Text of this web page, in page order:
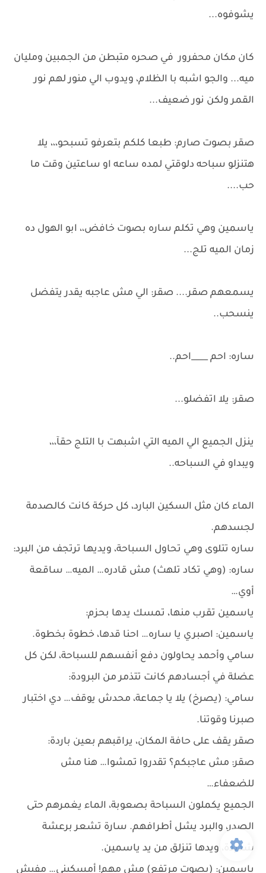
يشوفوه...
كان مكان محفرور في صحره متبطن من الجمبين ومليان
ميه... والجو اشبه با الظلام، ويدوب الي منور لهم نور
القمر ولكن نور ضعيف...
صقر بصوت صارم: طبعا كلكم بتعرفو تسبحو،،، يلا
هتنزلو سباحه دلوقتي لمده ساعه او ساعتين وقت ما
حب....
ياسمين وهي تكلم ساره بصوت خافض،، ابو الهول ده
زمان الميه تلج...
يسمعهم صقر.... صقر: الي مش عاجبه يقدر يتفضل
ينسحب..
ساره: احم ____احم..
صقر: يلا اتفضلو...
ينزل الجميع الي الميه التي اشبهت با التلج حقآ،،،
ويبداو في السباحه..
الماء كان مثل السكين البارد، كل حركة كانت كالصدمة
لجسدهم.
ساره تتلوى وهي تحاول السباحة، ويديها ترتجف من البرد:
ساره: (وهي تكاد تلهث) مش قادره… الميه… ساقعة
أوي…
ياسمين تقرب منها، تمسك يدها بحزم:
ياسمين: اصبري يا ساره… احنا قدها، خطوة بخطوة.
سامي وأحمد يحاولون دفع أنفسهم للسباحة، لكن كل
عضلة في أجسادهم كانت تتذمر من البرودة:
سامي: (يصرخ) يلا يا جماعة، محدش يوقف… دي اختبار
صبرنا وقوتنا.
صقر يقف على حافة المكان، يراقبهم بعين باردة:
صقر: مش عاجبكم؟ تقدروا تمشوا… هنا مش
للضعفاء…
الجميع يكملون السباحة بصعوبة، الماء يغمرهم حتى
الصدر، والبرد يشل أطرافهم. سارة تشعر برعشة
شديدة، ويدها تنزلق من يد ياسمين.
ياسمين: (بصوت مرتفع) مش مهم! أمسكيني… مفيش